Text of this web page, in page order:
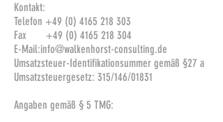
Kontakt:
Telefon +49 (0) 4165 218 303
Fax +49 (0) 4165 218 304
E-Mail:info@walkenhorst-consulting.de
Umsatzsteuer-Identifikationsummer gemäß §27 a
Umsatzsteuergesetz: 315/146/01831
Angaben gemäß § 5 TMG: